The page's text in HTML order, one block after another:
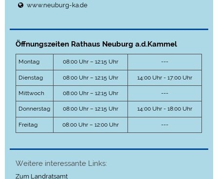
www.neuburg-ka.de
Öffnungszeiten Rathaus Neuburg a.d.Kammel
Montag 08:00 Uhr – 12:15 Uhr ---
Dienstag 08:00 Uhr – 12:15 Uhr 14:00 Uhr - 17:00 Uhr
Mittwoch 08:00 Uhr – 12:15 Uhr ---
Donnerstag 08:00 Uhr – 12:15 Uhr 14:00 Uhr - 18:00 Uhr
Freitag 08:00 Uhr – 12:00 Uhr ---
Weitere interessante Links:
Zum Landratsamt